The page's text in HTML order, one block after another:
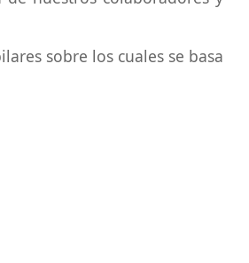
sobre los cuales se basa